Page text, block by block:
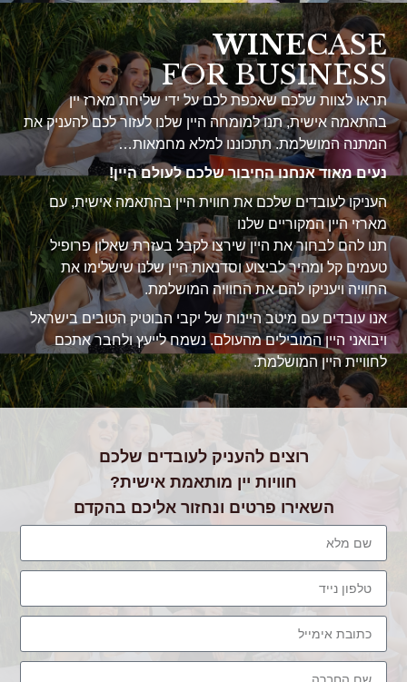
WINECASE
FOR BUSINESS
תראו לצוות שלכם שאכפת לכם על ידי שליחת מארז יין
בהתאמה אישית, תנו למומחה היין שלנו לעזור לכם להעניק את
המתנה המושלמת. תתכוננו למלא מחמאות…
נעים מאוד אנחנו החיבור שלכם לעולם היין!
העניקו לעובדים שלכם את חווית היין בהתאמה אישית, עם
מארזי היין המקוריים שלנו
תנו להם לבחור את היין שירצו לקבל בעזרת שאלון פרופיל
טעמים קל ומהיר לביצוע וסדנאות היין שלנו שישלימו את
החוויה ויעניקו להם את החוויה המושלמת.
אנו עובדים עם מיטב היינות של יקבי הבוטיק הטובים בישראל
ויבואני היין המובילים מהעולם. נשמח לייעץ ולחבר אתכם
לחוויית היין המושלמת.
רוצים להעניק לעובדים שלכם
חוויות יין מותאמת אישית?
השאירו פרטים ונחזור אליכם בהקדם